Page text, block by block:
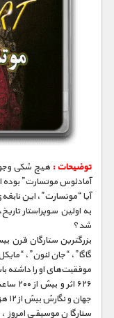
مسابقات / ورزشی
مستند های اختصاصی
توضیحات :هیچ شکی
آمادئوس موتسارت”
آیا “موتسارت”، این
به اولین سوپراستار
شد؟
بزرگترین ستارگان قرن
گاگا”، “جان لنون”،
موفقیت‌های او را داشته
جهان و نگارش بیش از ۱۲ هزار بیوگرافی مختلف از زندگی او.
ستارگان موسیقی امروز،